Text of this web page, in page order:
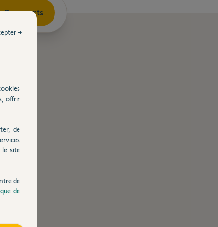
Documents
offrir
de
le site
de
de
→